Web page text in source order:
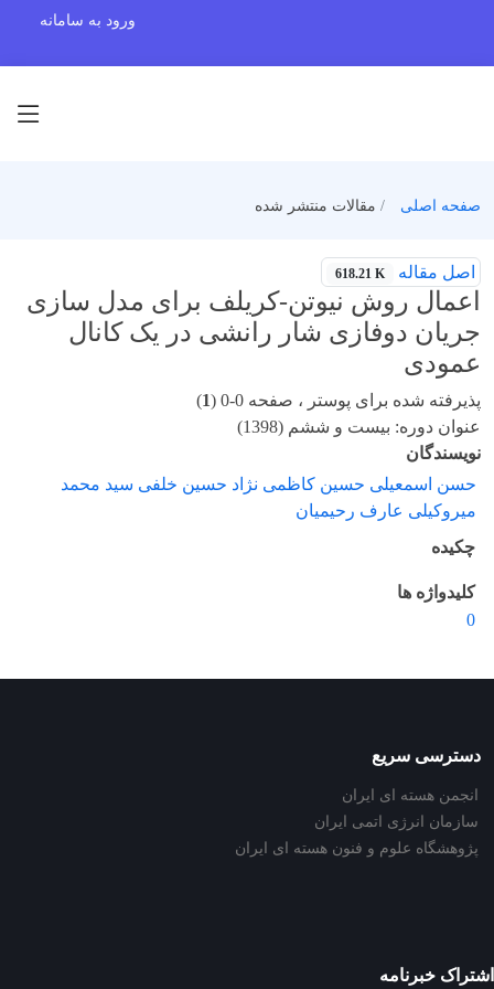
ورود به سامانه
صفحه اصلی مقالات منتشر شده
اصل مقاله 618.21 K
اعمال روش نیوتن-کریلف برای مدل سازی
جریان دوفازی شار رانشی در یک کانال
عمودی
پذیرفته شده برای پوستر ، صفحه 0-0 ( 1
)
عنوان دوره: بیست و ششم (1398)
نویسندگان
حسن اسمعیلی حسین کاظمی نژاد حسین خلفی سید محمد
میروکیلی عارف رحیمیان
چکیده
کلیدواژه ها
0
دسترسی سریع
انجمن هسته ای ایران
سازمان انرژی اتمی ایران
پژوهشگاه علوم و فنون هسته ای ایران
اشتراک خبرنامه